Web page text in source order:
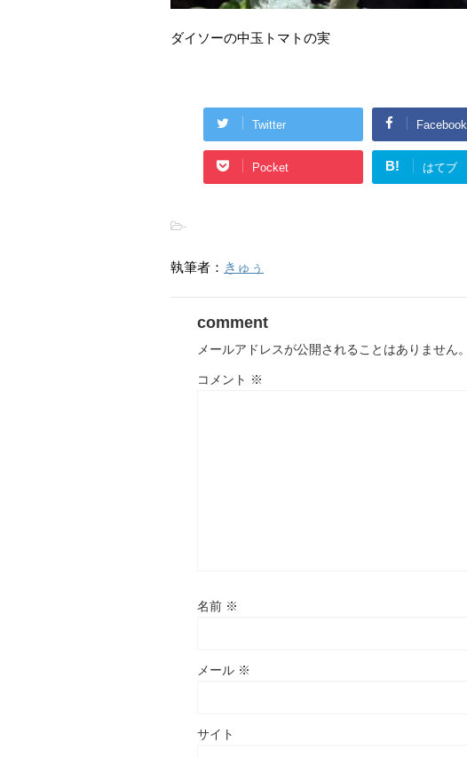
ダイソーの中玉トマトの実
Twitter Facebook
Pocket B! はてブ
-
執筆者： きゅぅ
comment
メールアドレスが公開されることはありません。
コメント ※
名前 ※
メール ※
サイト